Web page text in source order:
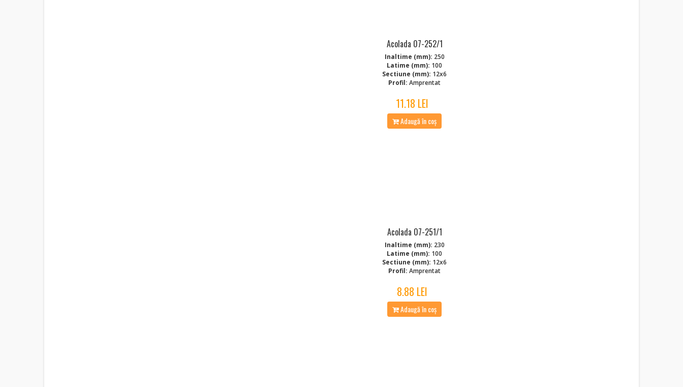
Acolada 07-252/1
Inaltime (mm): 250
Latime (mm): 100
Sectiune (mm): 12x6
Profil: Amprentat
11.18 LEI
Adaugă în coș
Acolada 07-251/1
Inaltime (mm): 230
Latime (mm): 100
Sectiune (mm): 12x6
Profil: Amprentat
8.88 LEI
Adaugă în coș